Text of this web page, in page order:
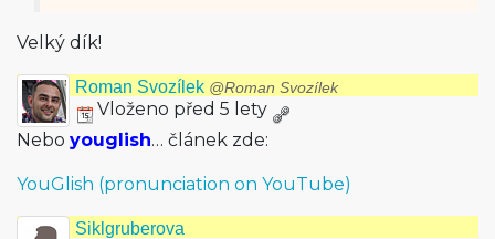
Velký dík!
Roman Svozílek @Roman Svozílek
Vloženo před 5 lety
Nebo youglish… článek zde:
YouGlish (pronunciation on YouTube)
Siklgruberova